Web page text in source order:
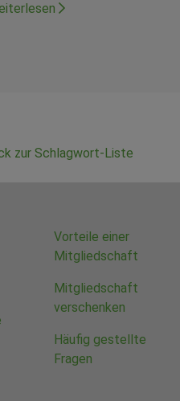
zur Schlagwort-Liste
Vorteile einer
Mitgliedschaft
Mitgliedschaft
verschenken
Häufig gestellte
Fragen